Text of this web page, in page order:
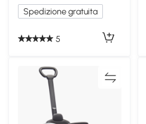
Spedizione gratuita
5